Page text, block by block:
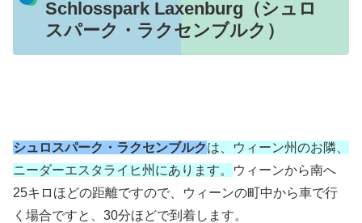
Schlosspark Laxenburg（シュロ
スパーク・ラクセンブルク）
シュロスパーク・ラクセンブルクは、ウィーン州のお隣、
ニーダーエスタライヒ州にあります。
ウィーンから南へ
25キロほどの距離ですので、ウィーンの町中から車で行
く場合ですと、30分ほどで到着します。